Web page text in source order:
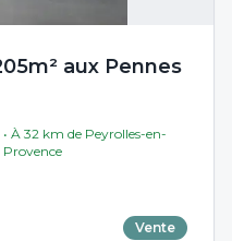
aux Pennes
• À 32 km de Peyrolles-en-
Provence
Vente